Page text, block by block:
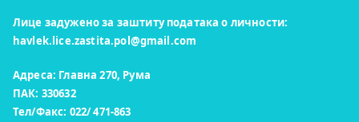
Лице задужено за заштиту података о личности:
havlek.lice.zastita.pol@gmail.com
Адреса: Главна 270, Рума
ПАК: 330632
Тел/Факс: 022/ 471-863